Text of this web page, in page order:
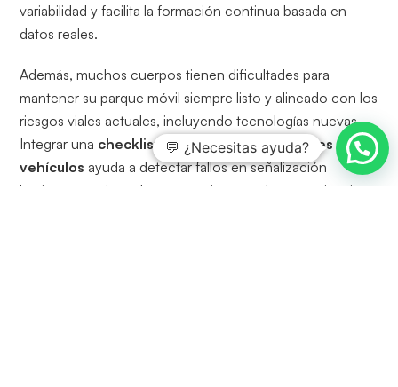
variabilidad y facilita la formación continua basada en
datos reales.
Además, muchos cuerpos tienen dificultades para
mantener su parque móvil siempre listo y alineado con los
riesgos viales actuales, incluyendo tecnologías nuevas.
Integrar una checklist digital para inspecciones de
vehículos ayuda a detectar fallos en señalización
luminosa, equipos de corte o sistemas de comunicación,
💬 ¿Necesitas ayuda?